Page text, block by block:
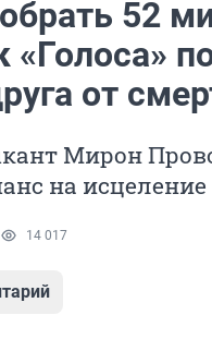
52
«Голоса»
от
Мирон
на исцеление
14 017